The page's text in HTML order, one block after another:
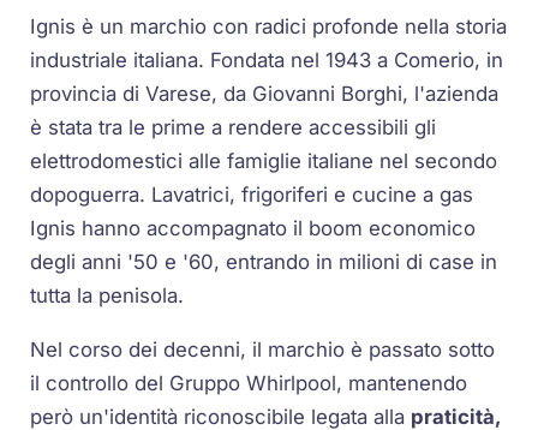
Ignis è un marchio con radici profonde nella storia
industriale italiana. Fondata nel 1943 a Comerio, in
provincia di Varese, da Giovanni Borghi, l'azienda
è stata tra le prime a rendere accessibili gli
elettrodomestici alle famiglie italiane nel secondo
dopoguerra. Lavatrici, frigoriferi e cucine a gas
Ignis hanno accompagnato il boom economico
degli anni '50 e '60, entrando in milioni di case in
tutta la penisola.
Nel corso dei decenni, il marchio è passato sotto
il controllo del Gruppo Whirlpool, mantenendo
però un'identità riconoscibile legata alla praticità,